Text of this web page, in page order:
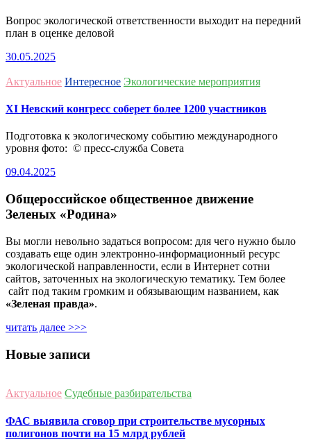
Вопрос экологической ответственности выходит на передний
план в оценке деловой
30.05.2025
Актуальное Интересное Экологические мероприятия
ХI Невский конгресс соберет более 1200 участников
Подготовка к экологическому событию международного
уровня фото: © пресс-служба Совета
09.04.2025
Общероссийское общественное движение
Зеленых «Родина»
Вы могли невольно задаться вопросом: для чего нужно было
создавать еще один электронно-информационный ресурс
экологической направленности, если в Интернет сотни
сайтов, заточенных на экологическую тематику. Тем более
сайт под таким громким и обязывающим названием, как
«Зеленая правда».
читать далее >>>
Новые записи
Актуальное Судебные разбирательства
ФАС выявила сговор при строительстве мусорных
полигонов почти на 15 млрд рублей